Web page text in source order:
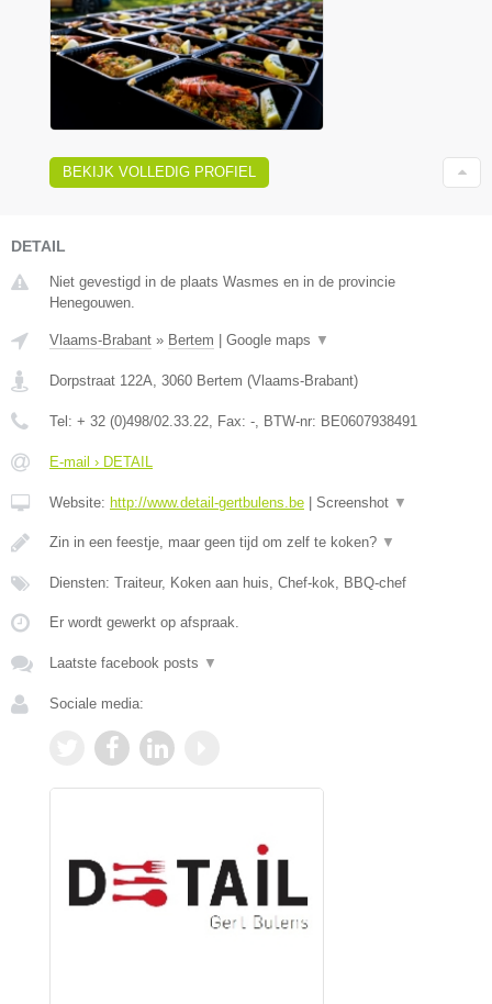
BEKIJK VOLLEDIG PROFIEL
DETAIL
Niet gevestigd in de plaats Wasmes en in de provincie
Henegouwen.
Vlaams-Brabant » Bertem Google maps ▼
Dorpstraat 122A, 3060 Bertem (Vlaams-Brabant)
Tel: + 32 (0)498/02.33.22, Fax: -, BTW-nr: BE0607938491
E-mail › DETAIL
Website: http://www.detail-gertbulens.be Screenshot ▼
Zin in een feestje, maar geen tijd om zelf te koken? ▼
Diensten: Traiteur, Koken aan huis, Chef-kok, BBQ-chef
Er wordt gewerkt op afspraak.
Laatste facebook posts ▼
Sociale media: